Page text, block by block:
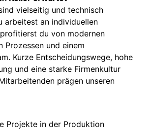
vielseitig und technisch
arbeitest an individuellen
du von modernen
Prozessen und einem
Kurze Entscheidungswege, hohe
und eine starke Firmenkultur
prägen unseren
Projekte in der Produktion